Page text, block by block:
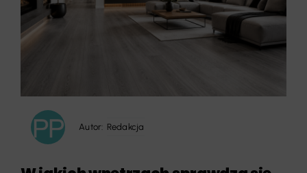
Autor: Redakcja